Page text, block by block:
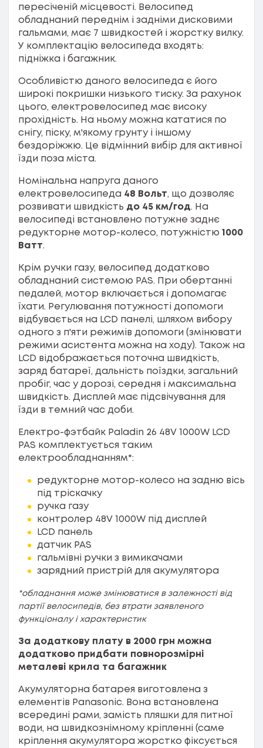
пересіченій місцевості. Велосипед
обладнаний переднім і задніми дисковими
гальмами, має 7 швидкостей і жорстку вилку.
У комплектацію велосипеда входять:
підніжка і багажник.
Особливістю даного велосипеда є його
широкі покришки низького тиску. За рахунок
цього, електровелосипед має високу
прохідність. На ньому можна кататися по
снігу, піску, м'якому грунту і іншому
бездоріжжю. Це відмінний вибір для активної
їзди поза міста.
Номінальна напруга даного
електровелосипеда 48 Вольт, що дозволяє
розвивати швидкість до 45 км/год. На
велосипеді встановлено потужне заднє
редукторне мотор-колесо, потужністю 1000
Ватт.
Крім ручки газу, велосипед додатково
обладнаний системою PAS. При обертанні
педалей, мотор включається і допомагає
їхати. Регулювання потужності допомоги
відбувається на LCD панелі, шляхом вибору
одного з п'яти режимів допомоги (змінювати
режими асистента можна на ходу). Також на
LCD відображається поточна швидкість,
заряд батареї, дальність поїздки, загальний
пробіг, час у дорозі, середня і максимальна
швидкість. Дисплей має підсвічування для
їзди в темний час доби.
Електро-фэтбайк Paladin 26 48V 1000W LCD
PAS комплектується таким
електрообладнанням*:
редукторне мотор-колесо на задню вісь
під тріскачку
ручка газу
контролер 48V 1000W під дисплей
LCD панель
датчик PAS
гальмівні ручки з вимикачами
зарядний пристрій для акумулятора
*обладнання може змінюватися в залежності від
партії велосипедів, без втрати заявленого
функціоналу і характеристик
За додаткову плату в 2000 грн можна
додатково придбати повнорозмірні
металеві крила та багажник
Акумуляторна батарея виготовлена з
елементів Panasonic. Вона встановлена
всередині рами, замість пляшки для питної
води, на швидкознімному кріпленні (саме
кріплення акумулятора жорстко фіксується